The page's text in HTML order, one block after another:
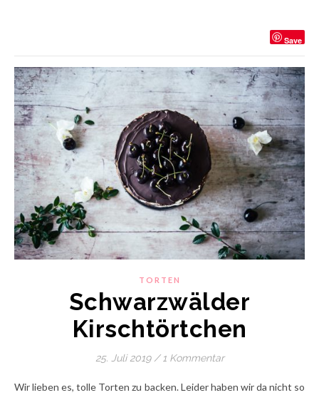
Save
TORTEN
Schwarzwälder
Kirschtörtchen
25. Juli 2019 / 1 Kommentar
Wir lieben es, tolle Torten zu backen. Leider haben wir da nicht so